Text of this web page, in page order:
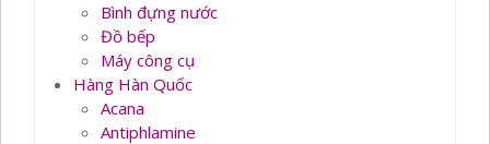
Bình đựng nước
Đồ bếp
Máy công cụ
Hàng Hàn Quốc
Acana
Antiphlamine